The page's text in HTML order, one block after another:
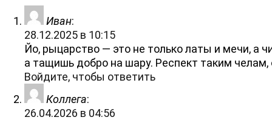
Иван:
28.12.2025 в 10:15
Йо, рыцарство — это не только латы и мечи, а
а тащишь добро на шару. Респект таким челам,
Войдите, чтобы ответить
Коллега:
26.04.2026 в 04:56